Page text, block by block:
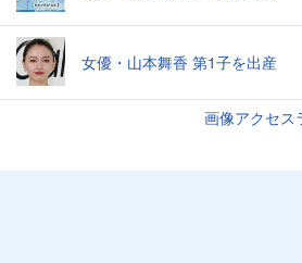
女優・山本舞香 第1子を出産
画像アクセス